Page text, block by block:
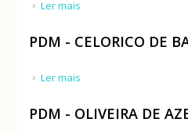
Ler mais
PDM - CELORICO DE
Ler mais
PDM - OLIVEIRA DE